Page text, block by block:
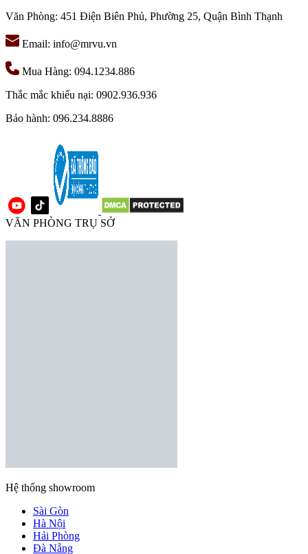
Văn Phòng: 451 Điện Biên Phủ, Phường 25, Quận Bình Thạnh
Email: info@mrvu.vn
Mua Hàng: 094.1234.886
Thắc mắc khiếu nại: 0902.936.936
Bảo hành: 096.234.8886
VĂN PHÒNG TRỤ SỞ
Hệ thống showroom
Sài Gòn
Hà Nội
Hải Phòng
Đà Nẵng